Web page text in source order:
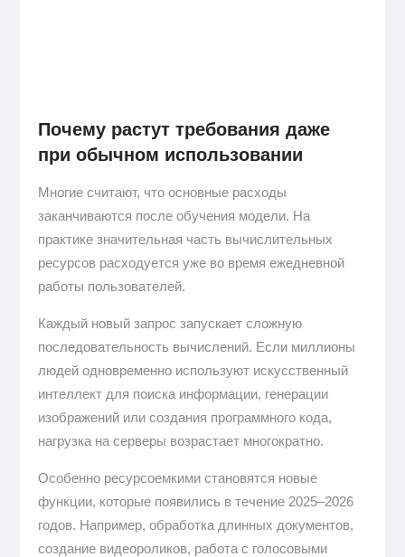
Почему растут требования даже
при обычном использовании
Многие считают, что основные расходы
заканчиваются после обучения модели. На
практике значительная часть вычислительных
ресурсов расходуется уже во время ежедневной
работы пользователей.
Каждый новый запрос запускает сложную
последовательность вычислений. Если миллионы
людей одновременно используют искусственный
интеллект для поиска информации, генерации
изображений или создания программного кода,
нагрузка на серверы возрастает многократно.
Особенно ресурсоемкими становятся новые
функции, которые появились в течение 2025–2026
годов. Например, обработка длинных документов,
создание видеороликов, работа с голосовыми